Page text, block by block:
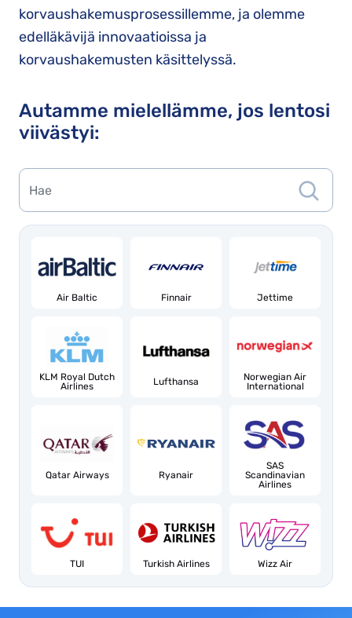
korvaushakemusprosessillemme, ja olemme
edelläkävijä innovaatioissa ja
korvaushakemusten käsittelyssä.
Autamme mielellämme, jos lentosi
viivästyi:
Air Baltic Finnair Jettime
KLM Royal Dutch
Airlines
Lufthansa
Norwegian Air
International
Qatar Airways Ryanair
SAS
Scandinavian
Airlines
TUI Turkish Airlines Wizz Air